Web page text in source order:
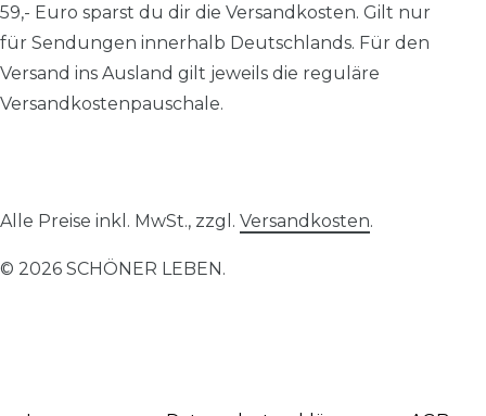
59,- Euro sparst du dir die Versandkosten. Gilt nur
für Sendungen innerhalb Deutschlands. Für den
Versand ins Ausland gilt jeweils die reguläre
Versandkostenpauschale.
Alle Preise inkl. MwSt., zzgl. Versandkosten.
© 2026 SCHÖNER LEBEN.